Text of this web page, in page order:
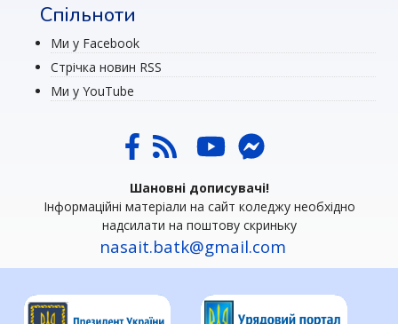
Спільноти
Ми у Facebook
Стрічка новин RSS
Ми у YouTube
Шановні дописувачі!
Інформаційні матеріали на сайт коледжу необхідно
надсилати на поштову скриньку
nasait.batk@gmail.com